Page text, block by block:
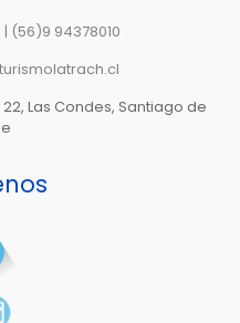
(56)9 94378010
Las Condes, Santiago de